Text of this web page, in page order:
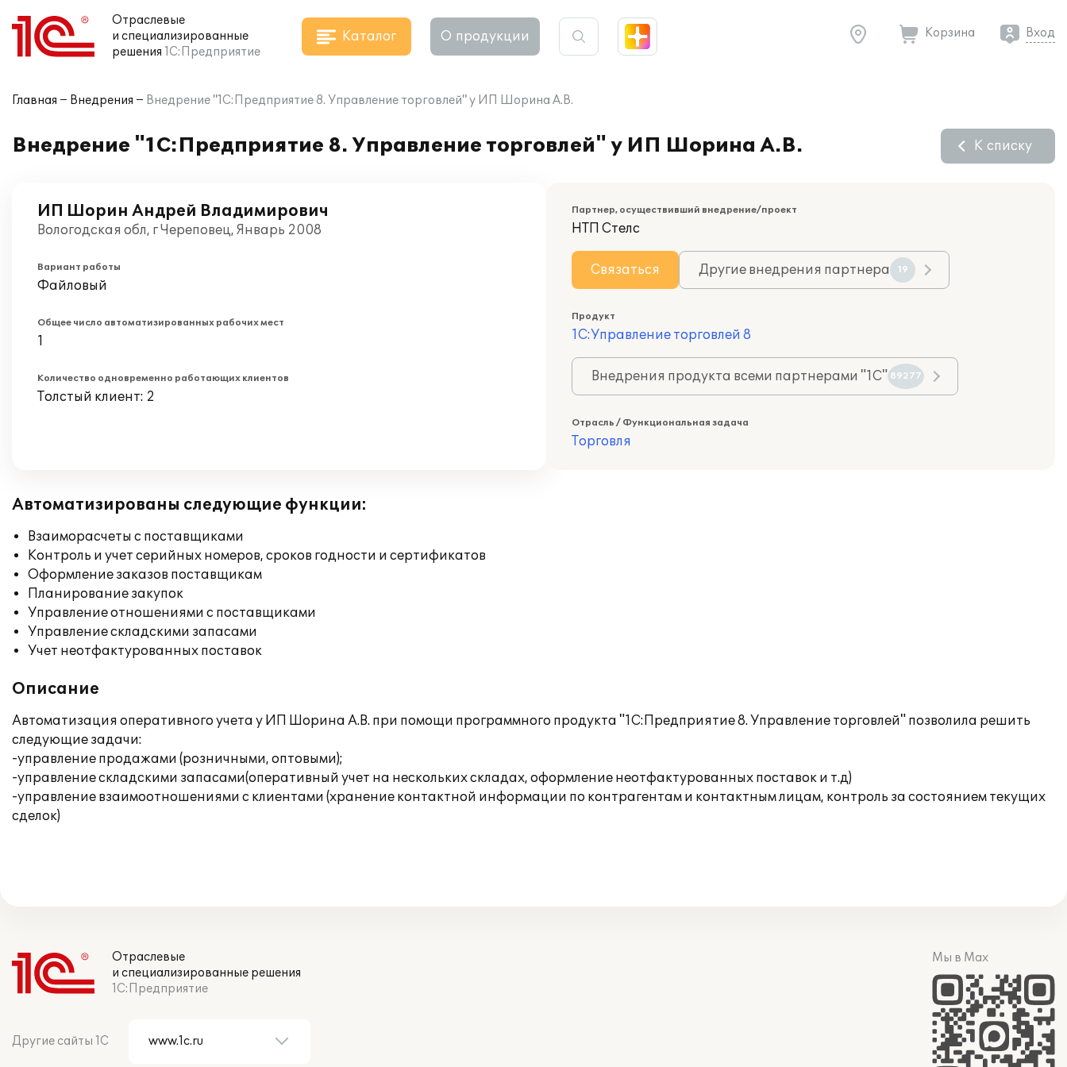
Отраслевые
и специализированные
решения 1С:Предприятие
Каталог О продукции Корзина Вход
Главная Внедрения Внедрение "1С:Предприятие 8. Управление торговлей" у ИП Шорина А.В.
Внедрение "1С:Предприятие 8. Управление торговлей" у ИП Шорина А.В. К списку
ИП Шорин Андрей Владимирович
Вологодская обл, г Череповец, Январь 2008
Вариант работы
Файловый
Общее число автоматизированных рабочих мест
1
Количество одновременно работающих клиентов
Толстый клиент: 2
Партнер, осуществивший внедрение/проект
НТП Стелс
Связаться Другие внедрения партнера 19
Продукт
1С:Управление торговлей 8
Внедрения продукта всеми партнерами "1С" 89277
Отрасль / Функциональная задача
Торговля
Автоматизированы следующие функции:
Взаиморасчеты с поставщиками
Контроль и учет серийных номеров, сроков годности и сертификатов
Оформление заказов поставщикам
Планирование закупок
Управление отношениями с поставщиками
Управление складскими запасами
Учет неотфактурованных поставок
Описание
Автоматизация оперативного учета у ИП Шорина А.В. при помощи программного продукта "1С:Предприятие 8. Управление торговлей" позволила решить
следующие задачи:
-управление продажами (розничными, оптовыми);
-управление складскими запасами(оперативный учет на нескольких складах, оформление неотфактурованных поставок и т.д)
-управление взаимоотношениями с клиентами (хранение контактной информации по контрагентам и контактным лицам, контроль за состоянием текущих
сделок)
Отраслевые
и специализированные решения
1С:Предприятие
Другие сайты 1С
Мы в Max